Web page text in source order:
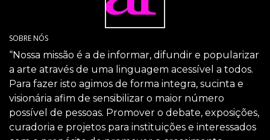
SOBRE NÓS
“Nossa missão é a de informar, difundir e popularizar
a arte através de uma linguagem acessível a todos.
Para fazer isto agimos de forma integra, sucinta e
visionária afim de sensibilizar o maior número
possível de pessoas. Promover o debate, exposições,
curadoria e projetos para instituições e interessados